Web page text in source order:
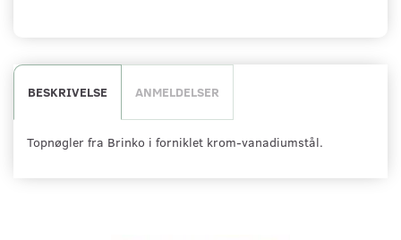
BESKRIVELSE ANMELDELSER
Topnøgler fra Brinko i forniklet krom-vanadiumstål.